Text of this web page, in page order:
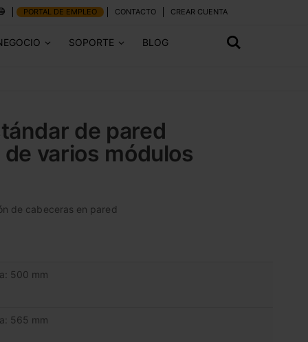
PORTAL DE EMPLEO CONTACTO CREAR CUENTA
SOPORTE BLOG
de pared
varios módulos
de cabeceras en pared
500 mm
565 mm